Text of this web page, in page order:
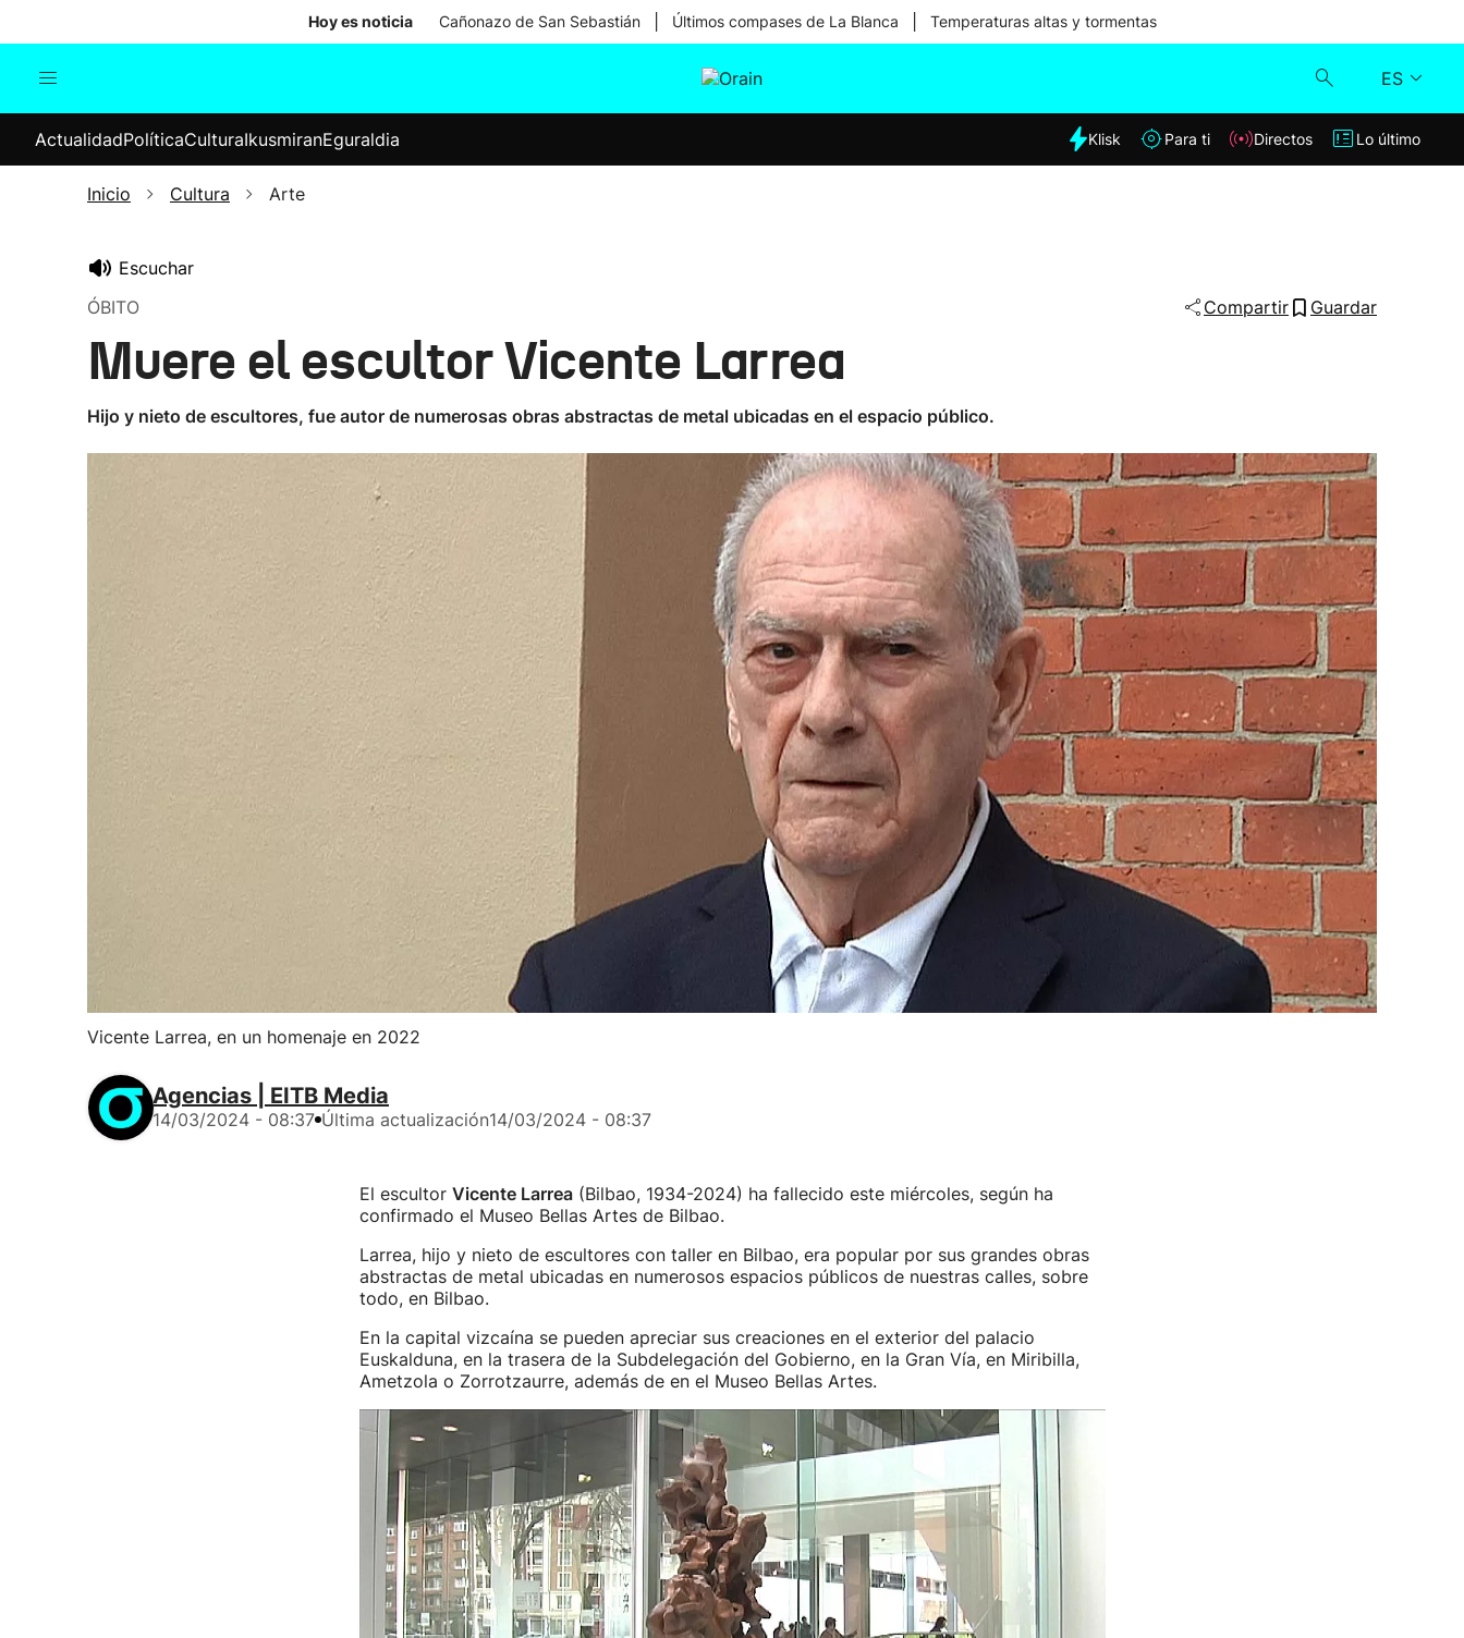
Hoy es noticia Cañonazo de San Sebastián Últimos compases de La Blanca Temperaturas altas y tormentas
ES
Internacional
Elecciones
Klisk
ActualidadPolíticaCulturaIkusmiranEguraldia Klisk Para ti Directos Lo último
Inicio Cultura Arte
Escuchar
ÓBITO
Compartir Guardar
Muere el escultor Vicente Larrea
Hijo y nieto de escultores, fue autor de numerosas obras abstractas de metal ubicadas en el espacio público.
Vicente Larrea, en un homenaje en 2022
Agencias | EITB Media
14/03/2024 - 08:37 Última actualización14/03/2024 - 08:37
El escultor Vicente Larrea(Bilbao, 1934-2024) ha fallecido este miércoles, según ha
confirmado el Museo Bellas Artes de Bilbao.
Larrea, hijo y nieto de escultores con taller en Bilbao, era popular por sus grandes obras
abstractas de metal ubicadas en numerosos espacios públicos de nuestras calles, sobre
todo, en Bilbao.
En la capital vizcaína se pueden apreciar sus creaciones en el exterior del palacio
Euskalduna, en la trasera de la Subdelegación del Gobierno, en la Gran Vía, en Miribilla,
Ametzola o Zorrotzaurre, además de en el Museo Bellas Artes.